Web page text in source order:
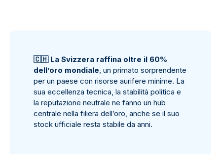
🇨🇭La Svizzera raffina oltre il 60%
dell’oro mondiale, un primato sorprendente
per un paese con risorse aurifere minime. La
sua eccellenza tecnica, la stabilità politica e
la reputazione neutrale ne fanno un hub
centrale nella filiera dell’oro, anche se il suo
stock ufficiale resta stabile da anni.